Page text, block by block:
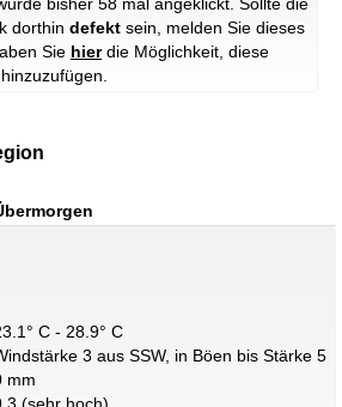
bisher 58 mal angeklickt. Sollte die
dorthin defekt sein, melden Sie dieses
Sie hierdie Möglichkeit, diese
C - 28.9° C
3 aus SSW, in Böen bis Stärke 5
mm